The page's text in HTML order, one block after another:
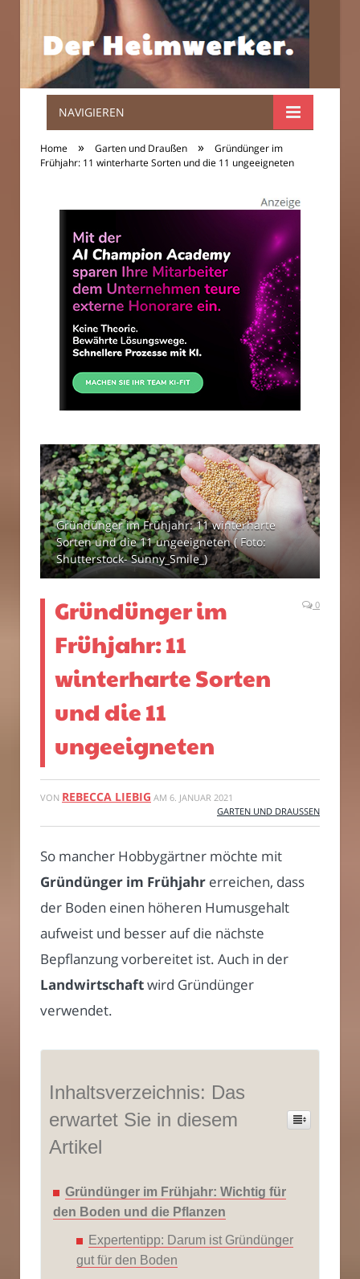
Der
Heimwerker.
NAVIGIEREN
Home » Garten und Draußen »
Gründünger im
Frühjahr: 11 winterharte Sorten und die 11 ungeeigneten
Gründünger im Frühjahr: 11 winterharte
Sorten und die 11 ungeeigneten ( Foto:
Shutterstock- Sunny_Smile_)
Gründünger im
Frühjahr: 11
winterharte Sorten
und die 11
ungeeigneten
0
VON REBECCA LIEBIG AM 6. JANUAR 2021
GARTEN UND DRAUSSEN
So mancher Hobbygärtner möchte mit
Gründünger im Frühjahr erreichen, dass
der Boden einen höheren Humusgehalt
aufweist und besser auf die nächste
Bepflanzung vorbereitet ist. Auch in der
Landwirtschaftwird Gründünger
verwendet.
Inhaltsverzeichnis: Das
erwartet Sie in diesem
Artikel
Gründünger im Frühjahr: Wichtig für
den Boden und die Pflanzen
Expertentipp: Darum ist Gründünger
gut für den Boden